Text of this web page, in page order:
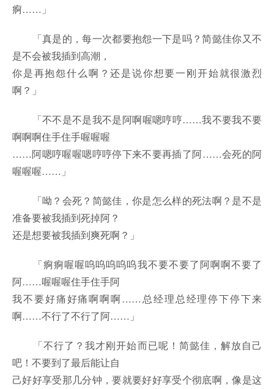
痾……」
「真是的，每一次都要抱怨一下是吗？简懿佳你又不
是不会被我插到高潮，
你是再抱怨什么啊？还是说你想要一刚开始就很激烈
啊？」
「不不是不是我不是阿啊喔嗯哼哼……我不要我不要
啊啊啊住手住手喔喔喔
……阿嗯哼喔喔嗯哼哼停下来不要再插了阿……会死的阿
喔喔喔……」
「呦？会死？简懿佳，你是怎么样的死法啊？是不是
准备要被我插到死掉阿？
还是想要被我插到爽死啊？」
「痾痾喔喔呜呜呜呜呜我不要不要了阿啊啊不要了
阿……喔喔喔住手住手阿
我不要好痛好痛啊啊啊……总经理总经理停下停下来
啊……不行了不行了阿……」
「不行了？我才刚开始而已呢！简懿佳，解放自己
吧！不要到了最后能让自
己好好享受那几分钟，要就要好好享受个彻底啊，像是这